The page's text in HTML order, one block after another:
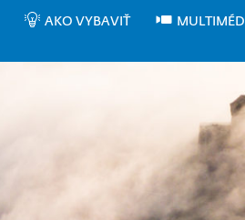
AKO VYBAVIŤ